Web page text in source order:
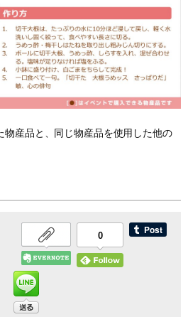
物産品と、同じ物産品を使用した他の
0